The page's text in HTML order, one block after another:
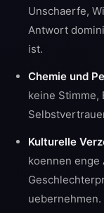
Unschaerfe,
Antwort
ist.
Chemie und
keine Stimme,
Kulturelle
koennen enge
uebernehmen.